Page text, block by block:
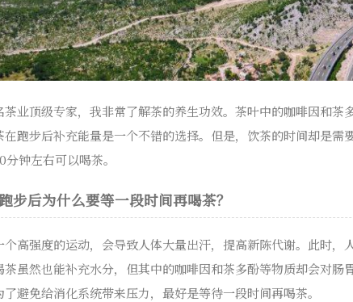
茶业顶级专家，我非常了解茶的养生功效。茶叶中的咖啡因和茶
在跑步后补充能量是一个不错的选择。但是，饮茶的时间却是需
分钟左右可以喝茶。
步后为什么要等一段时间再喝茶？
个高强度的运动，会导致人体大量出汗，提高新陈代谢。此时
茶虽然也能补充水分，但其中的咖啡因和茶多酚等物质却会对肠
了避免给消化系统带来压力，最好是等待一段时间再喝茶。